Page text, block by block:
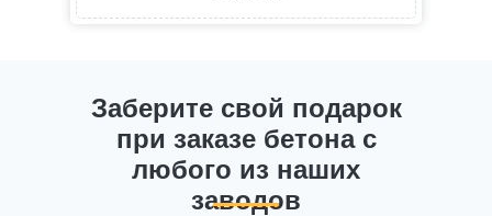
Заберите свой подарок
при заказе бетона с
любого из наших
заводов